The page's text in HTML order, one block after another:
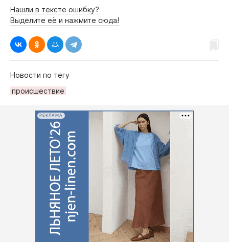
Нашли в тексте ошибку?
Выделите её и нажмите сюда!
Новости по тегу
происшествие
РЕКЛАМА